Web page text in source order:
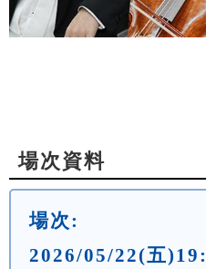
場次資料
場次:
2026/05/22(五